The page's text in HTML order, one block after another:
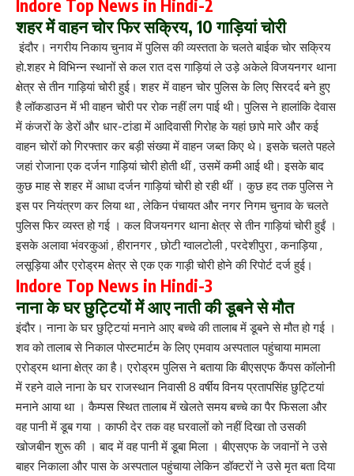
Indore Top News in Hindi-2
शहर में वाहन चोर फिर सक्रिय, 10 गाड़ियां चोरी
इंदौर। नगरीय निकाय चुनाव में पुलिस की व्यस्तता के चलते बाईक चोर सक्रिय
हो.शहर मे विभिन्न स्थानों से कल रात दस गाड़ियां ले उड़े अकेले विजयनगर थाना
क्षेत्र से तीन गाड़ियां चोरी हुई। शहर में वाहन चोर पुलिस के लिए सिरदर्द बने हुए
है लॉकडाउन में भी वाहन चोरी पर रोक नहीं लग पाई थी। पुलिस ने हालांकि देवास
में कंजरों के डेरों और धार-टांडा में आदिवासी गिरोह के यहां छापे मारे और कई
वाहन चोरों को गिरफ्तार कर बड़ी संख्या में वाहन जब्त किए थे। इसके चलते पहले
जहां रोजाना एक दर्जन गाड़ियां चोरी होती थीं , उसमें कमी आई थी। इसके बाद
कुछ माह से शहर में आधा दर्जन गाड़ियां चोरी हो रही थीं । कुछ हद तक पुलिस ने
इस पर नियंत्रण कर लिया था , लेकिन पंचायत और नगर निगम चुनाव के चलते
पुलिस फिर व्यस्त हो गई । कल विजयनगर थाना क्षेत्र से तीन गाड़ियां चोरी हुईं ।
इसके अलावा भंवरकुआं , हीरानगर , छोटी ग्वालटोली , परदेशीपुरा , कनाड़िया ,
लसूड़िया और एरोड्रम क्षेत्र से एक एक गाड़ी चोरी होने की रिपोर्ट दर्ज हुई।
Indore Top News in Hindi-3
नाना के घर छुट्टियों में आए नाती की डूबने से मौत
इंदौर। नाना के घर छुट्टियां मनाने आए बच्चे की तालाब में डूबने से मौत हो गई ।
शव को तालाब से निकाल पोस्टमार्टम के लिए एमवाय अस्पताल पहुंचाया मामला
एरोड्रम थाना क्षेत्र का है। एरोड्रम पुलिस ने बताया कि बीएसएफ कैंपस कॉलोनी
में रहने वाले नाना के घर राजस्थान निवासी 8 वर्षीय विनय प्रतापसिंह छुट्टियां
मनाने आया था । कैम्पस स्थित तालाब में खेलते समय बच्चे का पैर फिसला और
वह पानी में डूब गया । काफी देर तक वह घरवालों को नहीं दिखा तो उसकी
खोजबीन शुरू की । बाद में वह पानी में डूबा मिला । बीएसएफ के जवानों ने उसे
बाहर निकाला और पास के अस्पताल पहुंचाया लेकिन डॉक्टरों ने उसे मृत बता दिया